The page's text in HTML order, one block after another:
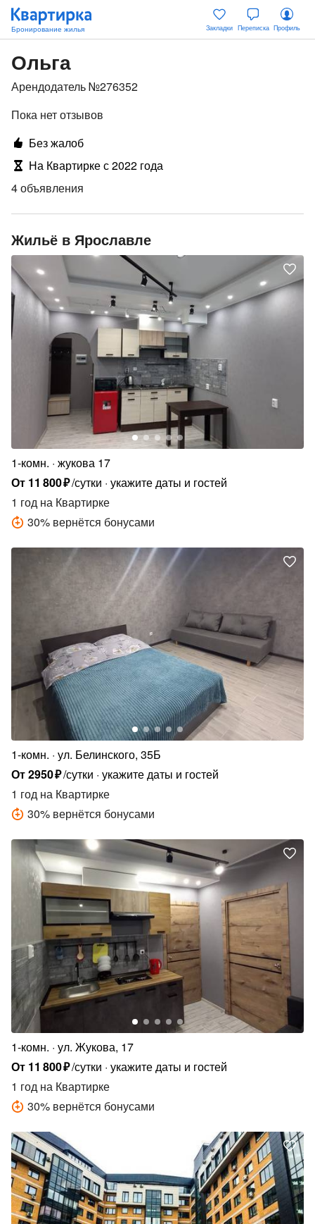
Закладки Переписка Профиль
Ольга
Арендодатель №276352
Пока нет отзывов
Без жалоб
На Квартирке с 2022 года
4 объявления
Жильё в Ярославле
1-комн. жукова 17
От 11 800₽/сутки укажите даты и гостей
1 год на Квартирке
30% вернётся бонусами
1-комн. ул. Белинского, 35Б
От2950₽/сутки укажите даты и гостей
1 год на Квартирке
30% вернётся бонусами
1-комн. ул. Жукова, 17
От 11 800₽/сутки укажите даты и гостей
1 год на Квартирке
30% вернётся бонусами